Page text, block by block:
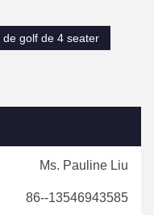
de golf de 4 seater
Ms. Pauline Liu
86--13546943585